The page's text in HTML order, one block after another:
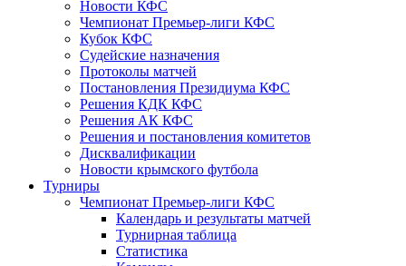
Новости КФС
Чемпионат Премьер-лиги КФС
Кубок КФС
Судейские назначения
Протоколы матчей
Постановления Президиума КФС
Решения КДК КФС
Решения АК КФС
Решения и постановления комитетов
Дисквалификации
Новости крымского футбола
Турниры
Чемпионат Премьер-лиги КФС
Календарь и результаты матчей
Турнирная таблица
Статистика